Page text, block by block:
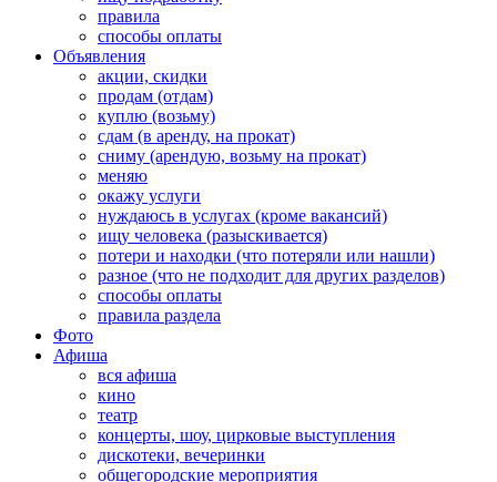
правила
способы оплаты
Объявления
акции, скидки
продам (отдам)
куплю (возьму)
сдам (в аренду, на прокат)
сниму (арендую, возьму на прокат)
меняю
окажу услуги
нуждаюсь в услугах (кроме вакансий)
ищу человека (разыскивается)
потери и находки (что потеряли или нашли)
разное (что не подходит для других разделов)
способы оплаты
правила раздела
Фото
Афиша
вся афиша
кино
театр
концерты, шоу, цирковые выступления
дискотеки, вечеринки
общегородские мероприятия